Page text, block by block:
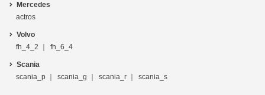
Mercedes
actros
Volvo
fh_4_2
fh_6_4
Scania
scania_p
scania_g scania_r scania_s